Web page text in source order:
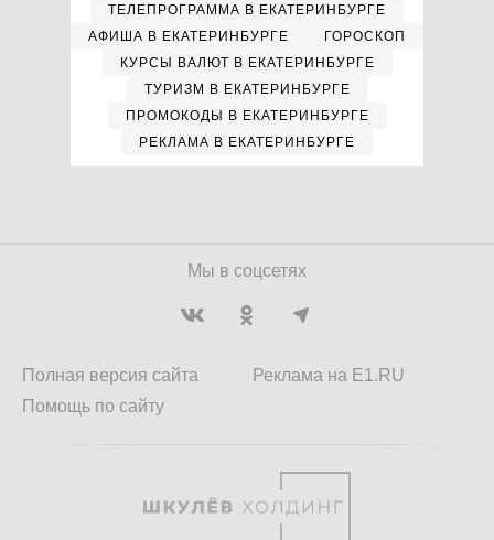
ТЕЛЕПРОГРАММА В ЕКАТЕРИНБУРГЕ
АФИША В ЕКАТЕРИНБУРГЕ
ГОРОСКОП
КУРСЫ ВАЛЮТ В ЕКАТЕРИНБУРГЕ
ТУРИЗМ В ЕКАТЕРИНБУРГЕ
ПРОМОКОДЫ В ЕКАТЕРИНБУРГЕ
РЕКЛАМА В ЕКАТЕРИНБУРГЕ
Мы в соцсетях
Полная версия сайта
Помощь по сайту
Реклама на E1.RU